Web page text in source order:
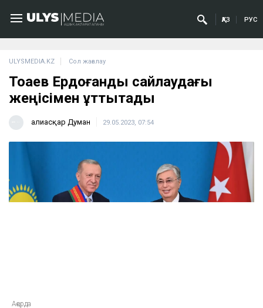
ҚАЗ РУС
ULYSMEDIA.KZ Сол жағалау
Тоқаев Ердоғанды сайлаудағы
жеңісімен құттықтады
Ғалиасқар Думан 29.05.2023, 07:54
Ақорда